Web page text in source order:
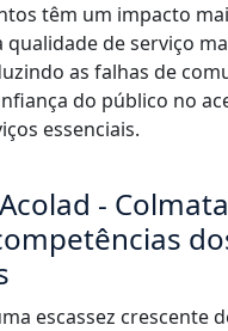
têm um impacto
de serviço
as falhas de
do público no
essenciais.
-
escassez crescente